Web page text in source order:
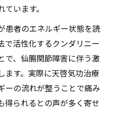
います。
患者のエネルギー状態を読
で活性化するクンダリニー
で、仙腸関節障害に伴う激
ます。実際に天啓気功治療
ーの流れが整うことで痛み
得られるとの声が多く寄せ